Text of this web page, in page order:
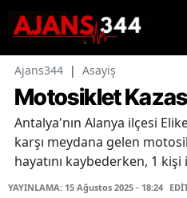
Ajans344 | Asayiş
Motosiklet
Antalya'nın Alanya ilçesi
karşı meydana gelen
hayatını kaybederken, 1
YAYINLAMA: 15 Ağustos 2025 - 18:24